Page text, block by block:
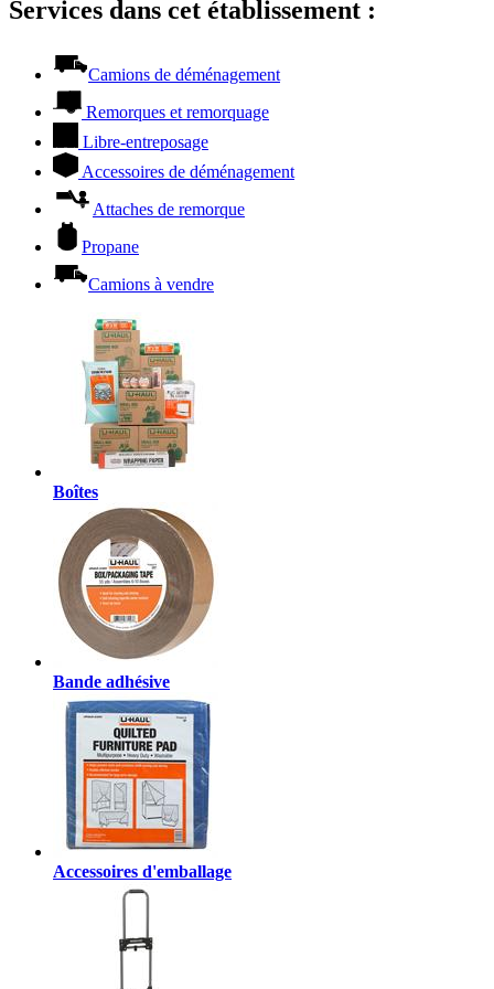
Services dans cet établissement :
Camions de déménagement
Remorques et remorquage
Libre-entreposage
Accessoires de déménagement
Attaches de remorque
Propane
Camions à vendre
Boîtes
Bande adhésive
Accessoires d'emballage